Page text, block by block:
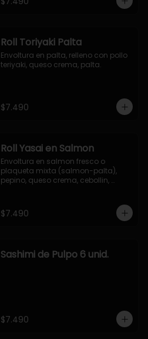
Roll Toriyaki Palta
Envoltura en palta, relleno con pollo
teriyaki, queso crema, palta.
$7.490
Roll Yasai en Salmon
Envoltura en salmon fresco o
plaqueta mixta (salmon-palta),
pepino, queso crema, cebollin,
$7.490
Sashimi de Pulpo 6 unid.
$7.490